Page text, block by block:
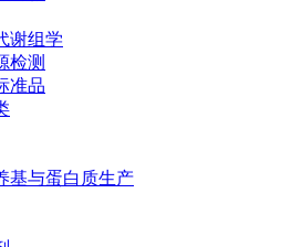
谢组学
检测
准品
基与蛋白质生产